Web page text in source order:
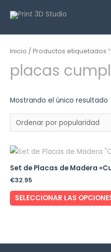
Inicio / Productos etiquetados
placas
Mostrando el único resultado
Set de Placas de Madera
€32.95
SELECCIONAR LAS